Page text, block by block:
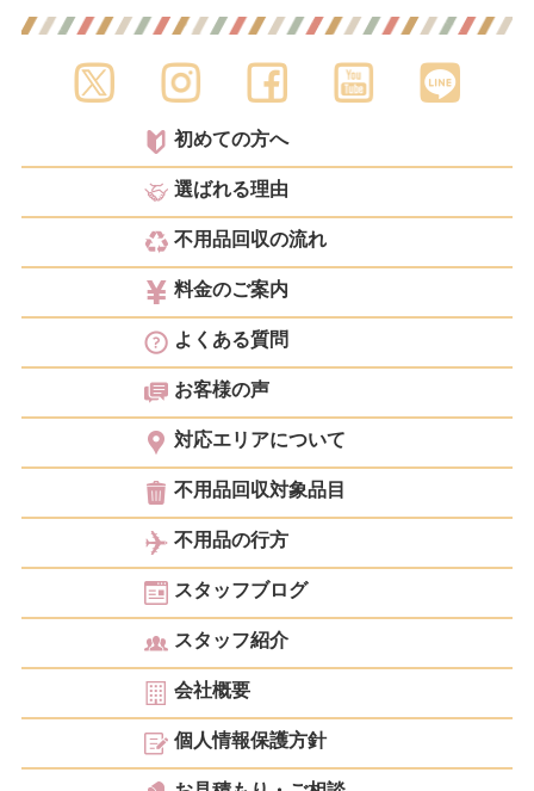
初めての方へ
選ばれる理由
不用品回収の流れ
料金のご案内
よくある質問
お客様の声
対応エリアについて
不用品回収対象品目
不用品の行方
スタッフブログ
スタッフ紹介
会社概要
個人情報保護方針